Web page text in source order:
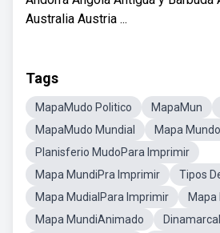
Australia Austria ...
Tags
MapaMudo Politico MapaMun
MapaMudo Mundial
Mapa
Planisferio MudoPara Imprimir
Mapa MundiPra Imprimir
Tipos
Mapa MudialPara Imprimir
Mapa MundiAnimado